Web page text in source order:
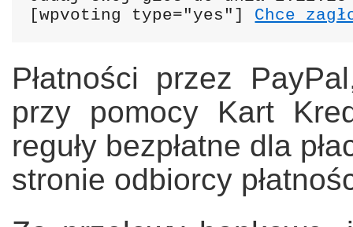
[wpvoting type="yes"] Chce
Płatności przez
przy pomocy Kart
reguły bezpłatne dla
stronie odbiorcy